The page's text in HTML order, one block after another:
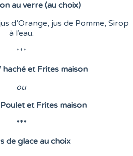
au verre (au choix)
d’Orange, jus de Pomme, Sirop
à l’eau.
***
haché et Frites maison
ou
et Frites maison
***
de glace au choix